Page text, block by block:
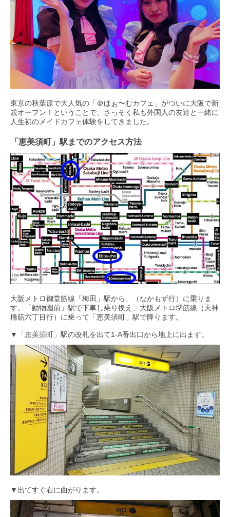
東京の秋葉原で大人気の「＠ほぉ〜むカフェ」がついに大阪で新
規オープン！ということで、さっそく私も外国人の友達と一緒に
人生初のメイドカフェ体験をしてきました。
「恵美須町」駅までのアクセス方法
大阪メトロ御堂筋線「梅田」駅から、（なかもず行）に乗りま
す。「動物園前」駅で下車し乗り換え、大阪メトロ堺筋線（天神
橋筋六丁目行）に乗って「恵美須町」駅で降ります。
▼「恵美須町」駅の改札を出て1-A番出口から地上に出ます。
▼出てすぐ右に曲がります。